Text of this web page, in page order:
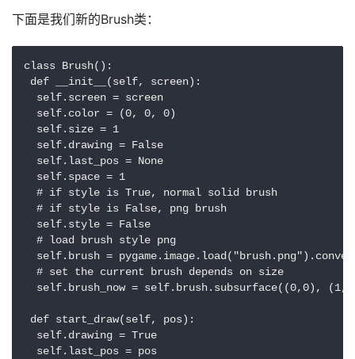
下面是我们新的Brush类：
class Brush():
def __init__(self, screen):
  self.screen = screen
  self.color = (0, 0, 0)
  self.size = 1
  self.drawing = False
  self.last_pos = None
  self.space = 1
  # if style is True, normal solid brush
  # if style is False, png brush
  self.style = False
  # load brush style png
self.brush =
  # set the current brush depends on size
self.brush_now = self.brush.subsurface((0,0), (1,
def start_draw(self, pos):
  self.drawing = True
  self.last_pos = pos